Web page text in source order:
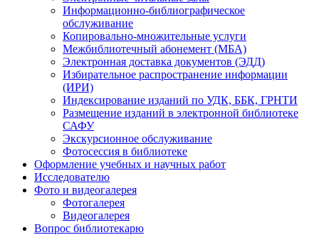
Информационно-библиографическое
обслуживание
Копировально-множительные услуги
Межбиблиотечный абонемент (МБА)
Электронная доставка документов (ЭДД)
Избирательное распространение информации
(ИРИ)
Индексирование изданий по УДК, ББК, ГРНТИ
Размещение изданий в электронной библиотеке
САФУ
Экскурсионное обслуживание
Фотосессия в библиотеке
Оформление учебных и научных работ
Исследователю
Фото и видеогалерея
Фотогалерея
Видеогалерея
Вопрос библиотекарю